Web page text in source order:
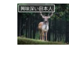
興味深い日本人